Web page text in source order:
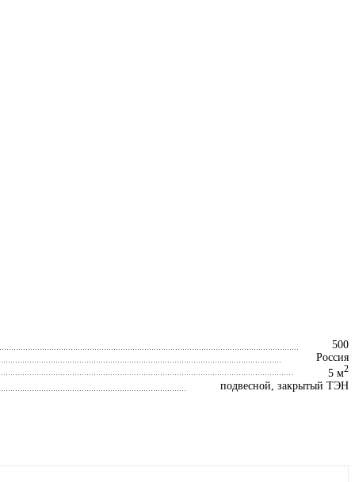
500
Россия
5 м2
подвесной, закрытый ТЭН